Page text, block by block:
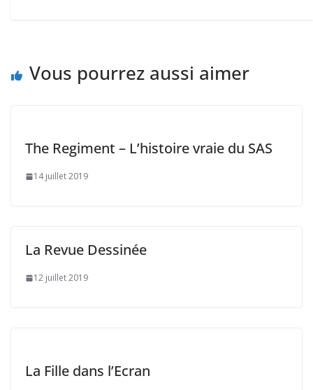
Vous pourrez aussi aimer
The Regiment – L’histoire vraie du SAS
14 juillet 2019
La Revue Dessinée
12 juillet 2019
La Fille dans l’Ecran